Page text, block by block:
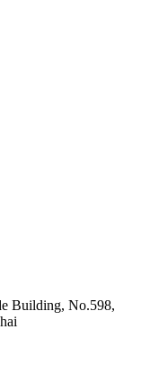
Building, No.598,